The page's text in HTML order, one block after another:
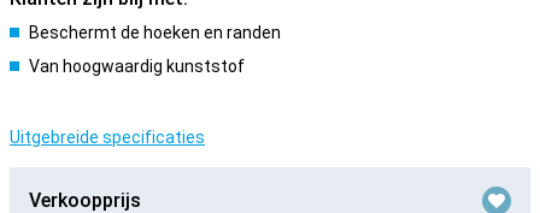
Beschermt de hoeken en randen
Van hoogwaardig kunststof
Uitgebreide specificaties
Verkoopprijs